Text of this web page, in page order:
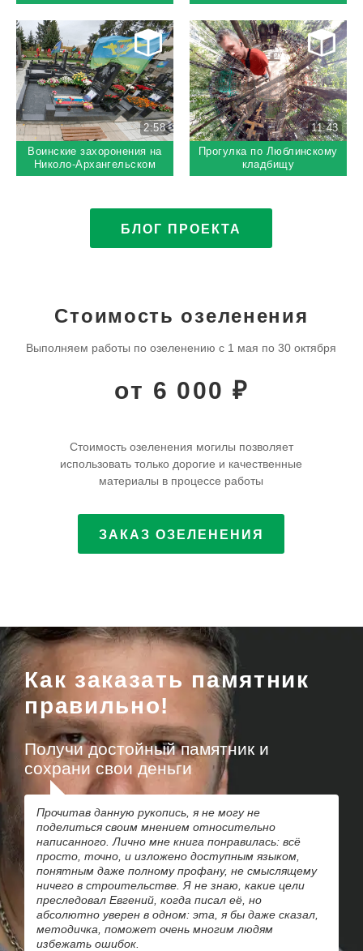
2:58
Воинские захоронения на
Николо-Архангельском
кладбище
11:43
Прогулка по Люблинскому
кладбищу
БЛОГ ПРОЕКТА
Стоимость озеленения
Выполняем работы по озеленению с 1 мая по 30 октября
от 6 000 ₽
Стоимость озеленения могилы позволяет
использовать только дорогие и качественные
материалы в процессе работы
ЗАКАЗ ОЗЕЛЕНЕНИЯ
Как заказать памятник
правильно!
Получи достойный памятник и
сохрани свои деньги
Прочитав данную рукопись, я не могу не
поделиться своим мнением относительно
написанного. Лично мне книга понравилась: всё
просто, точно, и изложено доступным языком,
понятным даже полному профану, не смыслящему
ничего в строительстве. Я не знаю, какие цели
преследовал Евгений, когда писал её, но
абсолютно уверен в одном: эта, я бы даже сказал,
методичка, поможет очень многим людям
избежать ошибок.